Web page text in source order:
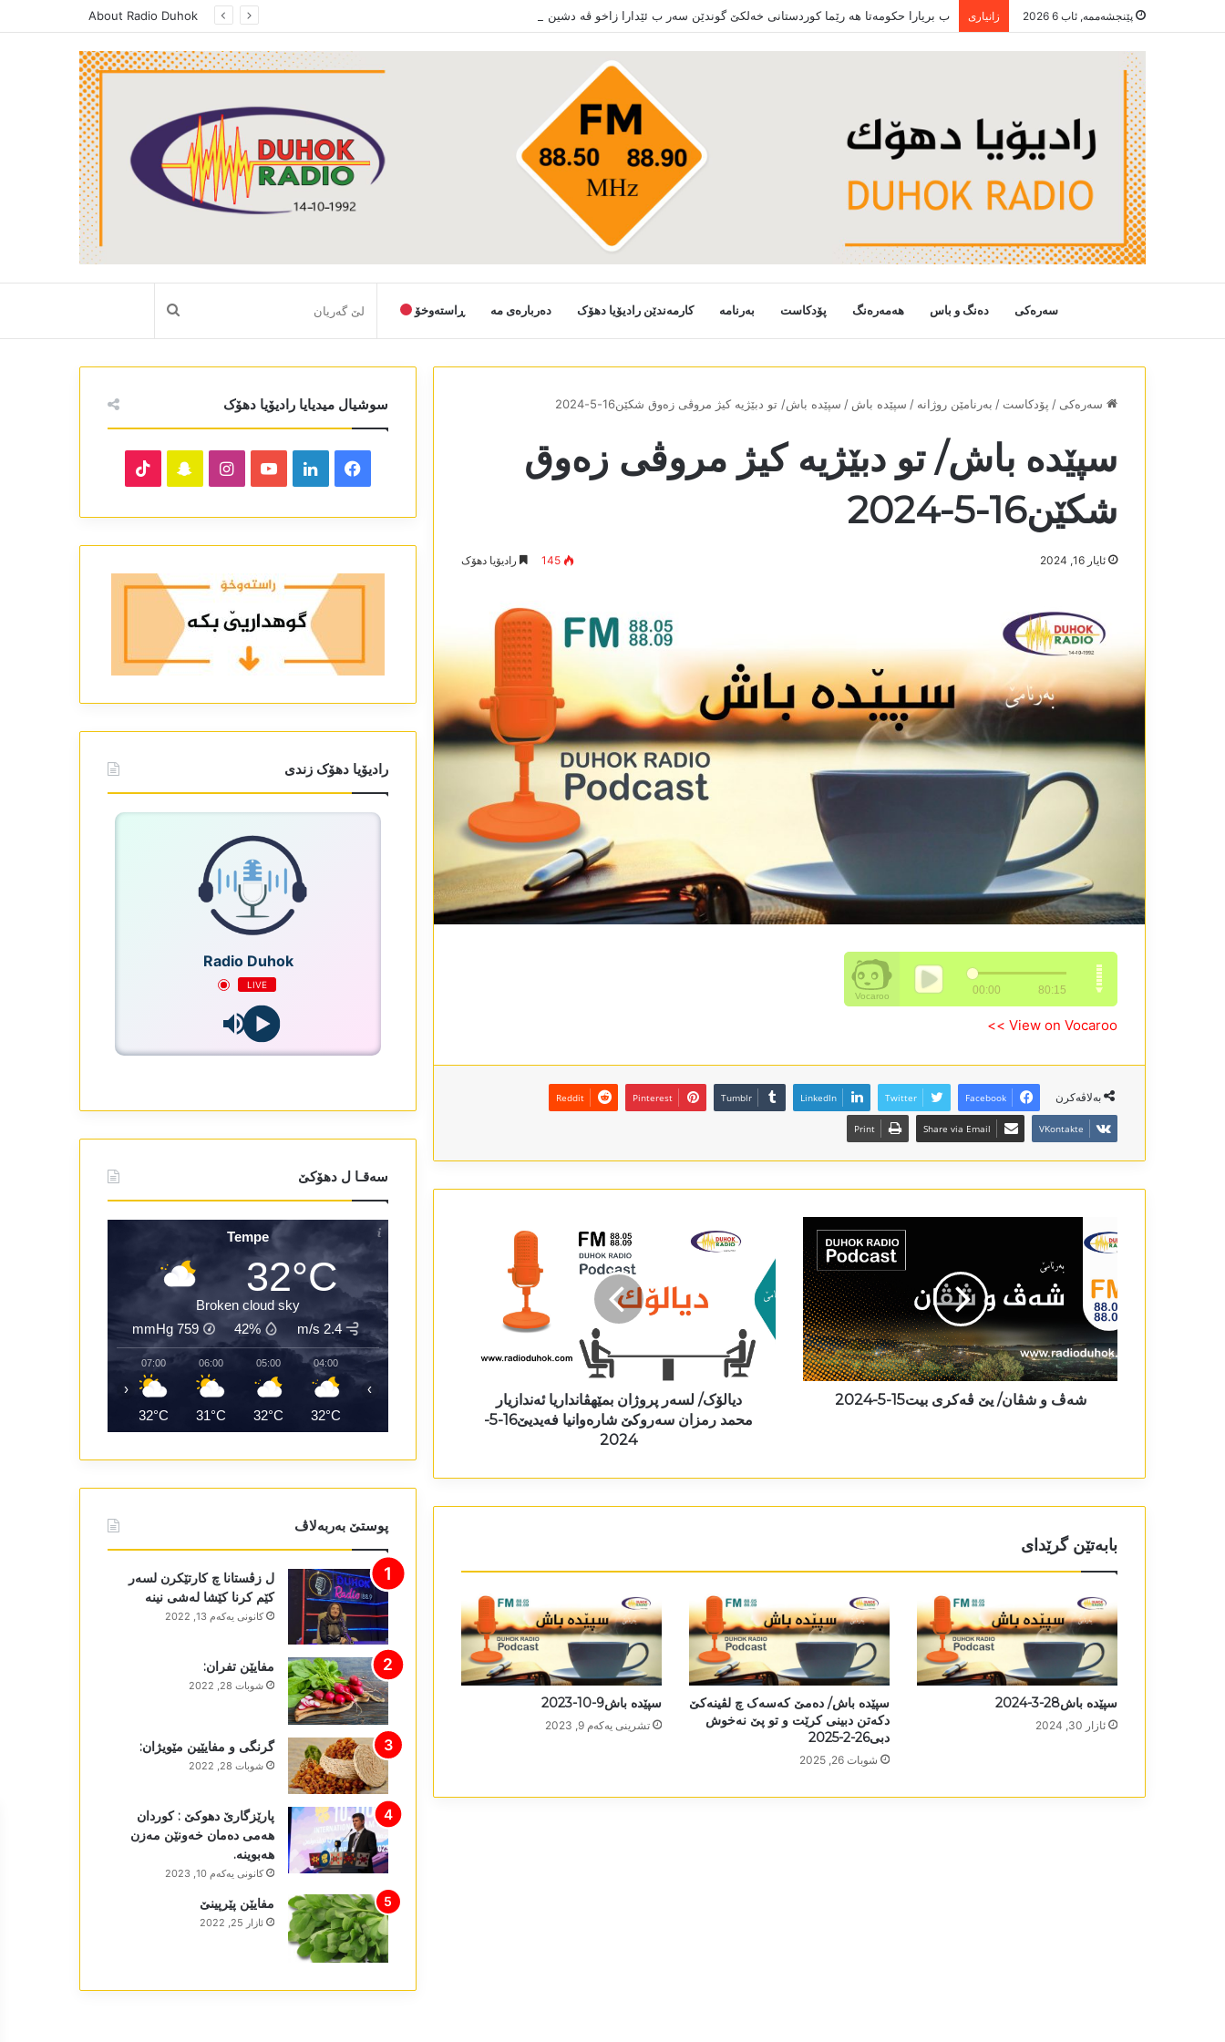
پێنجشەممە, ئاب 6 2026 زانیاری ب بریارا حکومەتا ھە رێما کوردستانی خەلکێ گوندێن سەر ب ئێدارا زاخو ڤە دشین سەرەدانا گوندیێن خو بکەن About Radio Duhok
سەرەکی دەنگ و باس هەمەرەنگ پۆدکاست بەرنامە کارمەندێن رادیۆیا دھۆک دەربارەی مە ڕاستەوخۆ لێ
گەریان
سەرەکی / پۆدکاست / بەرنامێن روژانە / سپێدە باش / سپێدە باش/ تو دبێژیە کیژ مروڤی زەوق شکێن16-5-2024
سپێدە باش/ تو دبێژیە کیژ مروڤی زەوق
شکێن16-5-2024
ئایار 16, 2024 145 رادیۆیا دھۆک
View on Vocaroo >>
بەلاڤەکرن Facebook
Twitter
LinkedIn
Tumblr
Pinterest
Reddit
VKontakte
Share via Email
Print
شەڤ و شڤان/ یێ ڤەکری بیت15-5-2024
دیالۆک/ لسەر پروژان بمێھڤانداریا ئەندازیار
محمد رمزان سەروکێ شارەوانیا فەیدیێ16-5-
2024
بابەتێن گرێدای
سپێدە باش28-3-2024
ئازار 30, 2024
سپێدە باش/ دەمێ کەسەک چ لڤینەکێ
دکەتن دبینی کرێت و تو پێ نەخوش
دبی26-2-2025
شوبات 26, 2025
سپێدە باش9-10-2023
تشرینی یه‌كه‌م 9, 2023
سوشیال میدیایا رادیۆیا دھۆک
Facebook
LinkedIn
YouTube
Instagram
Snapchat
رادیۆیا دھۆک زندی
Radio Duhok
LIVE
سەقـا ل دھۆکێ
Tempe
32°C
Broken cloud sky
2.4 m/s
42%
759
mmHg
04:00
32°C
05:00
32°C
06:00
31°C
07:00
32°C
‹ ›
پوستێ بەربەلاڤ
ل زڤستانا چ کارتێکرن لسەر
کێم کرنا کێشا لەشی نینە
كانونی یه‌كه‌م 13, 2022
مفایێن تفران:
شوبات 28, 2022
گرنگی و مفایێین مێویژان:
شوبات 28, 2022
پارێزگارێ دھوکێ : کوردان
ھەمی دەمان خەونێن مەزن
ھەبوینە.
كانونی یه‌كه‌م 10, 2023
مفایێن پێرپینێ
ئازار 25, 2022